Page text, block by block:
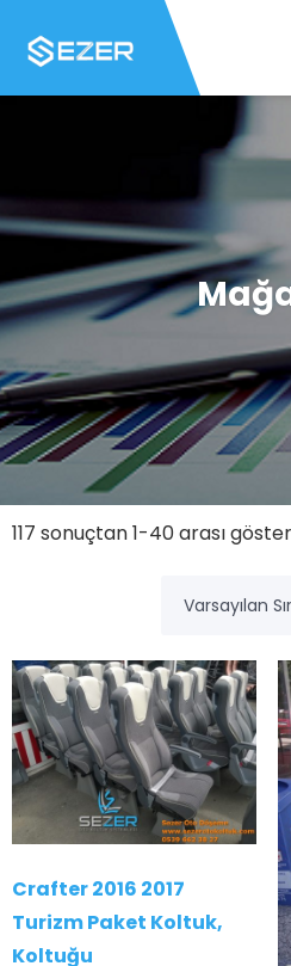
117 sonuçtan 1-40 arası
Crafter 2016 2017
Turizm Paket Koltuk,
Koltuğu